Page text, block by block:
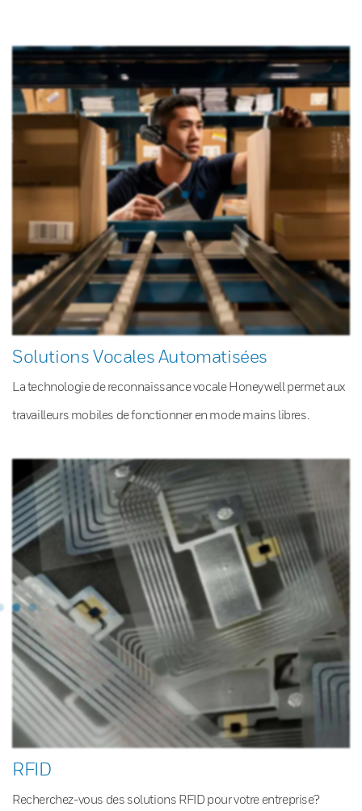
Solutions Vocales Automatisées
La technologie de reconnaissance vocale Honeywell permet aux
travailleurs mobiles de fonctionner en mode mains libres.
RFID
Recherchez-vous des solutions RFID pour votre entreprise?